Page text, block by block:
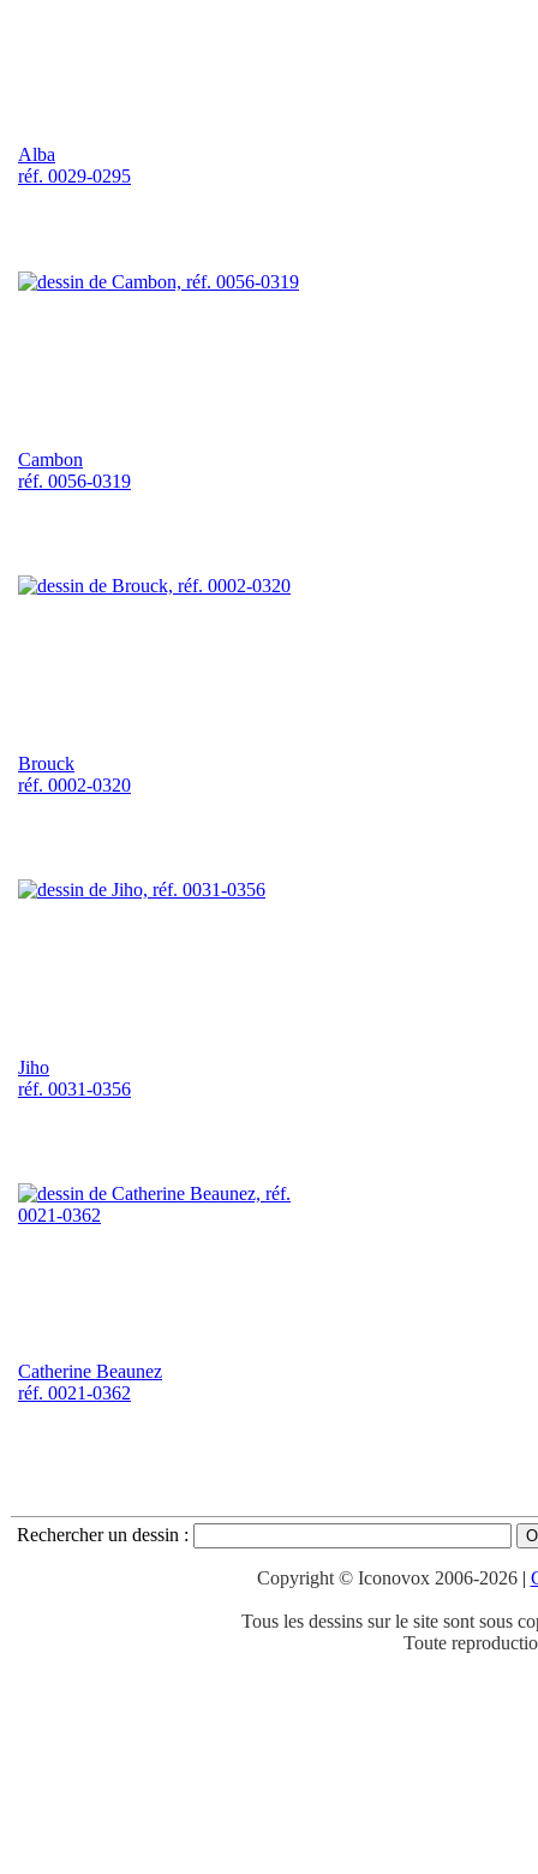
Alba
réf. 0029-0295
Cambon
réf. 0056-0319
Brouck
réf. 0002-0320
Jiho
réf. 0031-0356
Catherine Beaunez
réf. 0021-0362
Rechercher un dessin :
Copyright © Iconovox 2006-2026|
Tous les dessins sur le site sont sous
Toute